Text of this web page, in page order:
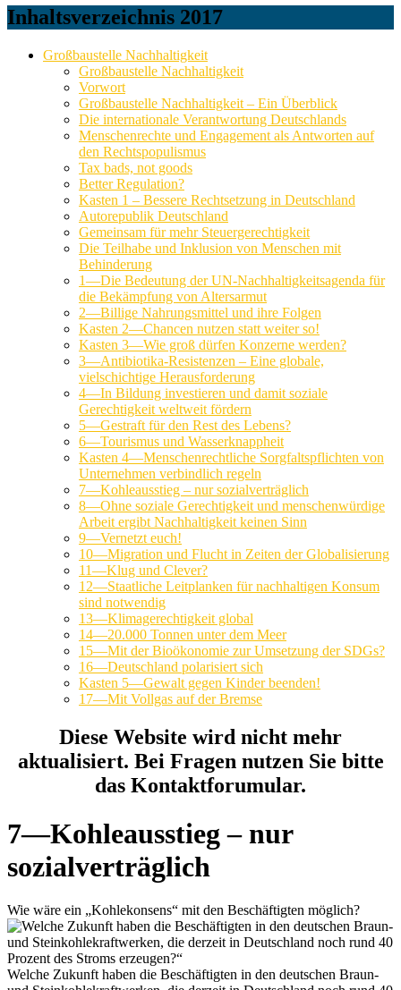
Inhaltsverzeichnis 2017
Großbaustelle Nachhaltigkeit
Großbaustelle Nachhaltigkeit
Vorwort
Großbaustelle Nachhaltigkeit – Ein Überblick
Die internationale Verantwortung Deutschlands
Menschenrechte und Engagement als Antworten auf
den Rechtspopulismus
Tax bads, not goods
Better Regulation?
Kasten 1 – Bessere Rechtsetzung in Deutschland
Autorepublik Deutschland
Gemeinsam für mehr Steuergerechtigkeit
Die Teilhabe und Inklusion von Menschen mit
Behinderung
1—Die Bedeutung der UN-Nachhaltigkeitsagenda für
die Bekämpfung von Altersarmut
2—Billige Nahrungsmittel und ihre Folgen
Kasten 2—Chancen nutzen statt weiter so!
Kasten 3—Wie groß dürfen Konzerne werden?
3—Antibiotika-Resistenzen – Eine globale,
vielschichtige Herausforderung
4—In Bildung investieren und damit soziale
Gerechtigkeit weltweit fördern
5—Gestraft für den Rest des Lebens?
6—Tourismus und Wasserknappheit
Kasten 4—Menschenrechtliche Sorgfaltspflichten von
Unternehmen verbindlich regeln
7—Kohleausstieg – nur sozialverträglich
8—Ohne soziale Gerechtigkeit und menschenwürdige
Arbeit ergibt Nachhaltigkeit keinen Sinn
9—Vernetzt euch!
10—Migration und Flucht in Zeiten der Globalisierung
11—Klug und Clever?
12—Staatliche Leitplanken für nachhaltigen Konsum
sind notwendig
13—Klimagerechtigkeit global
14—20.000 Tonnen unter dem Meer
15—Mit der Bioökonomie zur Umsetzung der SDGs?
16—Deutschland polarisiert sich
Kasten 5—Gewalt gegen Kinder beenden!
17—Mit Vollgas auf der Bremse
Diese Website wird nicht mehr
aktualisiert. Bei Fragen nutzen Sie bitte
das Kontaktforumular.
7—Kohleausstieg – nur
sozialverträglich
Wie wäre ein „Kohlekonsens“ mit den Beschäftigten möglich?
Welche Zukunft haben die Beschäftigten in den deutschen Braun-